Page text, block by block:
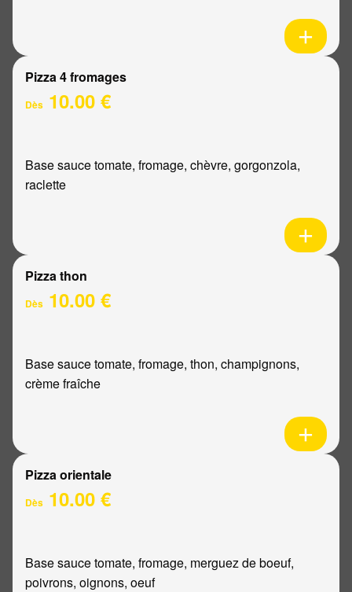
Pizza 4 fromages
Dès 10.00 €
Base sauce tomate, fromage, chèvre, gorgonzola,
raclette
Pizza thon
Dès 10.00 €
Base sauce tomate, fromage, thon, champignons,
crème fraîche
Pizza orientale
Dès 10.00 €
Base sauce tomate, fromage, merguez de boeuf,
poivrons, oignons, oeuf